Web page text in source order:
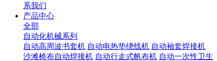
系我们
产品中心
全部
自动化机械系列
自动高周波书套机 自动电热垫绕线机 自动袖套焊接机
沙滩椅布自动焊接机 自动行走式帆布机 自动一次性卫生